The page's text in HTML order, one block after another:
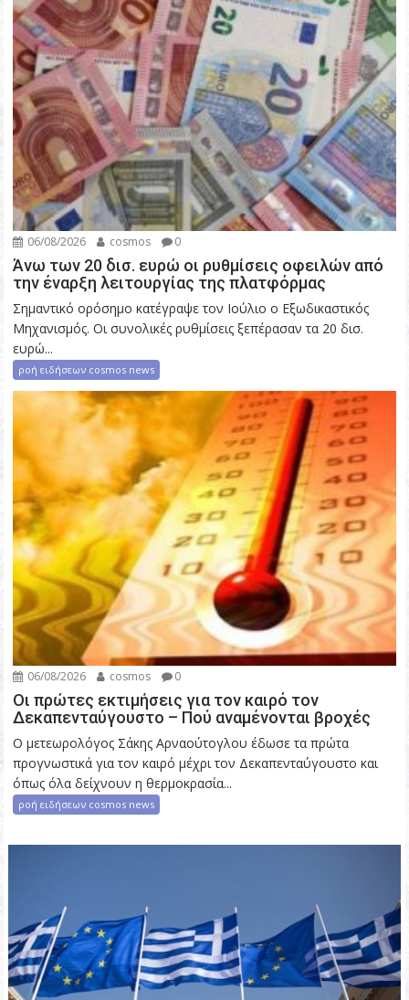
06/08/2026 cosmos 0
Άνω των 20 δισ. ευρώ οι ρυθμίσεις οφειλών από
την έναρξη λειτουργίας της πλατφόρμας
Σημαντικό ορόσημο κατέγραψε τον Ιούλιο ο Εξωδικαστικός
Μηχανισμός. Οι συνολικές ρυθμίσεις ξεπέρασαν τα 20 δισ.
ευρώ...
ροή ειδήσεων cosmos news
06/08/2026 cosmos 0
Οι πρώτες εκτιμήσεις για τον καιρό τον
Δεκαπενταύγουστο – Πού αναμένονται βροχές
Ο μετεωρολόγος Σάκης Αρναούτογλου έδωσε τα πρώτα
προγνωστικά για τον καιρό μέχρι τον Δεκαπενταύγουστο και
όπως όλα δείχνουν η θερμοκρασία...
ροή ειδήσεων cosmos news